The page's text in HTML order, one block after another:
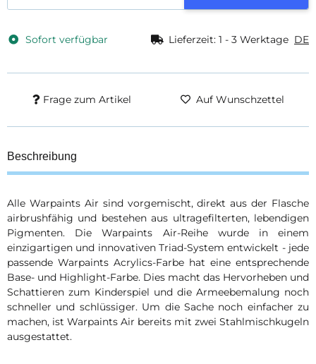
Sofort verfügbar Lieferzeit: 1 - 3 Werktage DE
Frage zum Artikel Auf Wunschzettel
Beschreibung
Alle Warpaints Air sind vorgemischt, direkt aus der Flasche
airbrushfähig und bestehen aus ultragefilterten, lebendigen
Pigmenten. Die Warpaints Air-Reihe wurde in einem
einzigartigen und innovativen Triad-System entwickelt - jede
passende Warpaints Acrylics-Farbe hat eine entsprechende
Base- und Highlight-Farbe. Dies macht das Hervorheben und
Schattieren zum Kinderspiel und die Armeebemalung noch
schneller und schlüssiger. Um die Sache noch einfacher zu
machen, ist Warpaints Air bereits mit zwei Stahlmischkugeln
ausgestattet.